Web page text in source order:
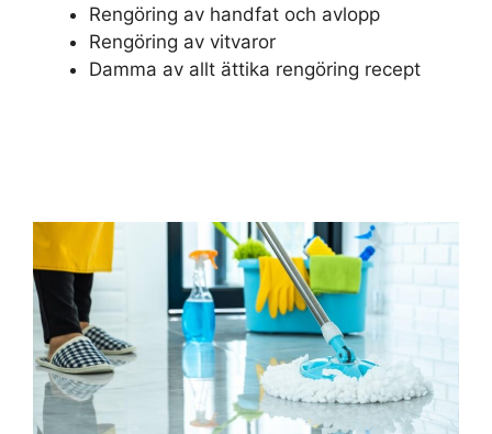
Rengöring av handfat och avlopp
Rengöring av vitvaror
Damma av allt ättika rengöring recept